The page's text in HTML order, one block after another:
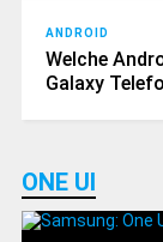
ANDROID
Welche
Galaxy
ONE UI